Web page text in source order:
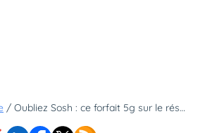
/ Oubliez Sosh : ce forfait 5g sur le réseau Orange est une pépite (mais il expire ce soir)